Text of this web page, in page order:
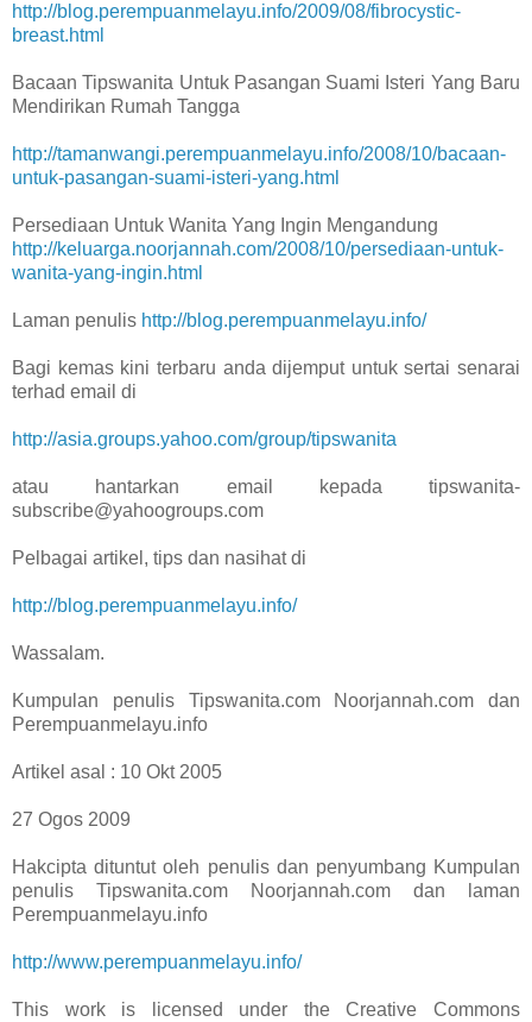
http://blog.perempuanmelayu.info/2009/08/fibrocystic-
breast.html
Bacaan Tipswanita Untuk Pasangan Suami Isteri Yang Baru
Mendirikan Rumah Tangga
http://tamanwangi.perempuanmelayu.info/2008/10/bacaan-
untuk-pasangan-suami-isteri-yang.html
Persediaan Untuk Wanita Yang Ingin Mengandung
http://keluarga.noorjannah.com/2008/10/persediaan-untuk-
wanita-yang-ingin.html
Laman penulis http://blog.perempuanmelayu.info/
Bagi kemas kini terbaru anda dijemput untuk sertai senarai
terhad email di
http://asia.groups.yahoo.com/group/tipswanita
atau hantarkan email kepada tipswanita-
subscribe@yahoogroups.com
Pelbagai artikel, tips dan nasihat di
http://blog.perempuanmelayu.info/
Wassalam.
Kumpulan penulis Tipswanita.com Noorjannah.com dan
Perempuanmelayu.info
Artikel asal : 10 Okt 2005
27 Ogos 2009
Hakcipta dituntut oleh penulis dan penyumbang Kumpulan
penulis Tipswanita.com Noorjannah.com dan laman
Perempuanmelayu.info
http://www.perempuanmelayu.info/
This work is licensed under the Creative Commons